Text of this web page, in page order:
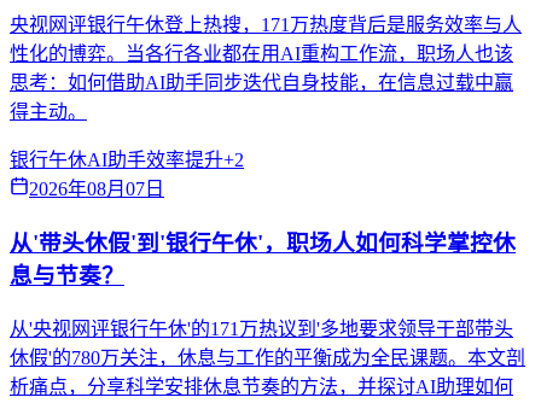
央视网评银行午休登上热搜，171万热度背后是服务效率与人
性化的博弈。当各行各业都在用AI重构工作流，职场人也该
思考：如何借助AI助手同步迭代自身技能，在信息过载中赢
得主动。
银行午休AI助手效率提升+2
2026年08月07日
从'带头休假'到'银行午休'，职场人如何科学掌控休
息与节奏？
从'央视网评银行午休'的171万热议到'多地要求领导干部带头
休假'的780万关注，休息与工作的平衡成为全民课题。本文剖
析痛点，分享科学安排休息节奏的方法，并探讨AI助理如何